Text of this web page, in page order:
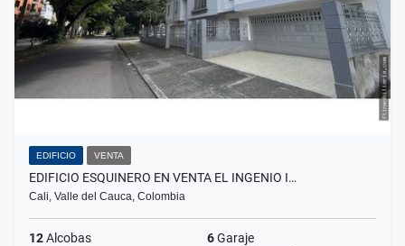
EDIFICIO VENTA
EDIFICIO ESQUINERO EN VENTA EL INGENIO I…
Cali, Valle del Cauca, Colombia
12Alcobas 6Garaje